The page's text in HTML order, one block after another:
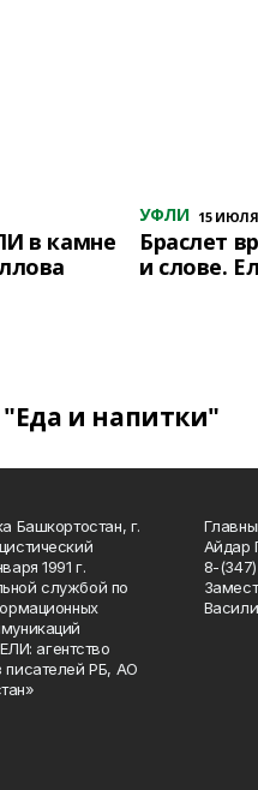
в камне
УФЛИ 15 ИЮЛЯ
Браслет
и слове.
"Еда и напитки"
Башкортостан, г.
1991 г.
службой по
агентство
РБ, АО
Айдар
8-